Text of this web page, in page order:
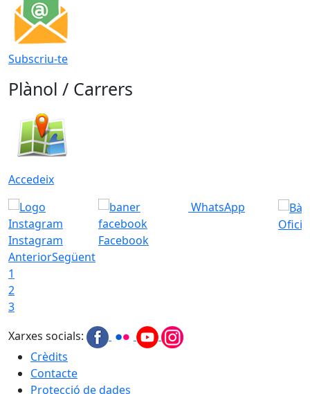
Subscriu-te
Plànol / Carrers
Accedeix
Instagram Facebook
WhatsApp
AnteriorSegüent
1
2
3
Xarxes socials:
Crèdits
Contacte
Protecció de dades